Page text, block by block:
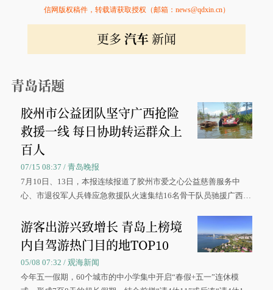
信网版权稿件，转载请获取授权（邮箱：news@qdxin.cn）
更多 汽车新闻
青岛话题
胶州市公益团队坚守广西抢险
救援一线 每日协助转运群众上
百人
07/15 08:37 / 青岛晚报
7月10日、13日，本报连续报道了胶州市爱之心公益慈善服务中
心、市退役军人兵锋应急救援队火速集结16名骨干队员驰援广西灾
游客出游兴致增长 青岛上榜境
内自驾游热门目的地TOP10
05/08 07:32 / 观海新闻
今年五一假期，60个城市的中小学集中开启“春假+五一”连休模